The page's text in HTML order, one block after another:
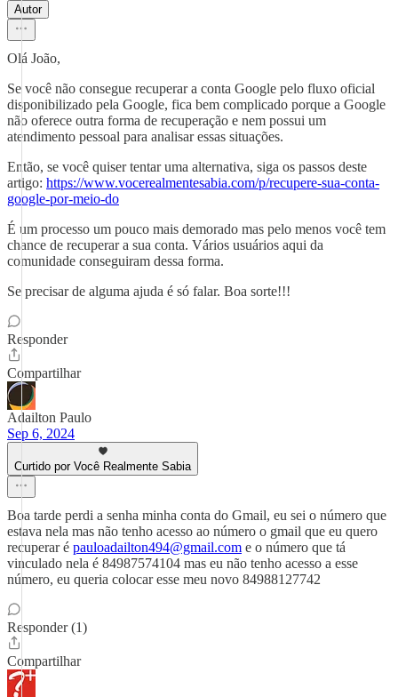
Autor
Olá João,
Se você não consegue recuperar a conta Google pelo fluxo oficial
disponibilizado pela Google, fica bem complicado porque a Google
não oferece outra forma de recuperação e nem possui um
atendimento pessoal para analisar essas situações.
Então, se você quiser tentar uma alternativa, siga os passos deste
artigo: https://www.vocerealmentesabia.com/p/recupere-sua-conta-
google-por-meio-do
É um processo um pouco mais demorado mas pelo menos você tem
chance de recuperar a sua conta. Vários usuários aqui da
comunidade conseguiram dessa forma.
Se precisar de alguma ajuda é só falar. Boa sorte!!!
Responder
Compartilhar
Adailton Paulo
Sep 6, 2024
Curtido por Você Realmente Sabia
Boa tarde perdi a senha minha conta do Gmail, eu sei o número que
estava nela mas não tenho acesso ao número o gmail que eu quero
recuperar é pauloadailton494@gmail.com e o número que tá
vinculado nela é 84987574104 mas eu não tenho acesso a esse
número, eu queria colocar esse meu novo 84988127742
Responder (1)
Compartilhar